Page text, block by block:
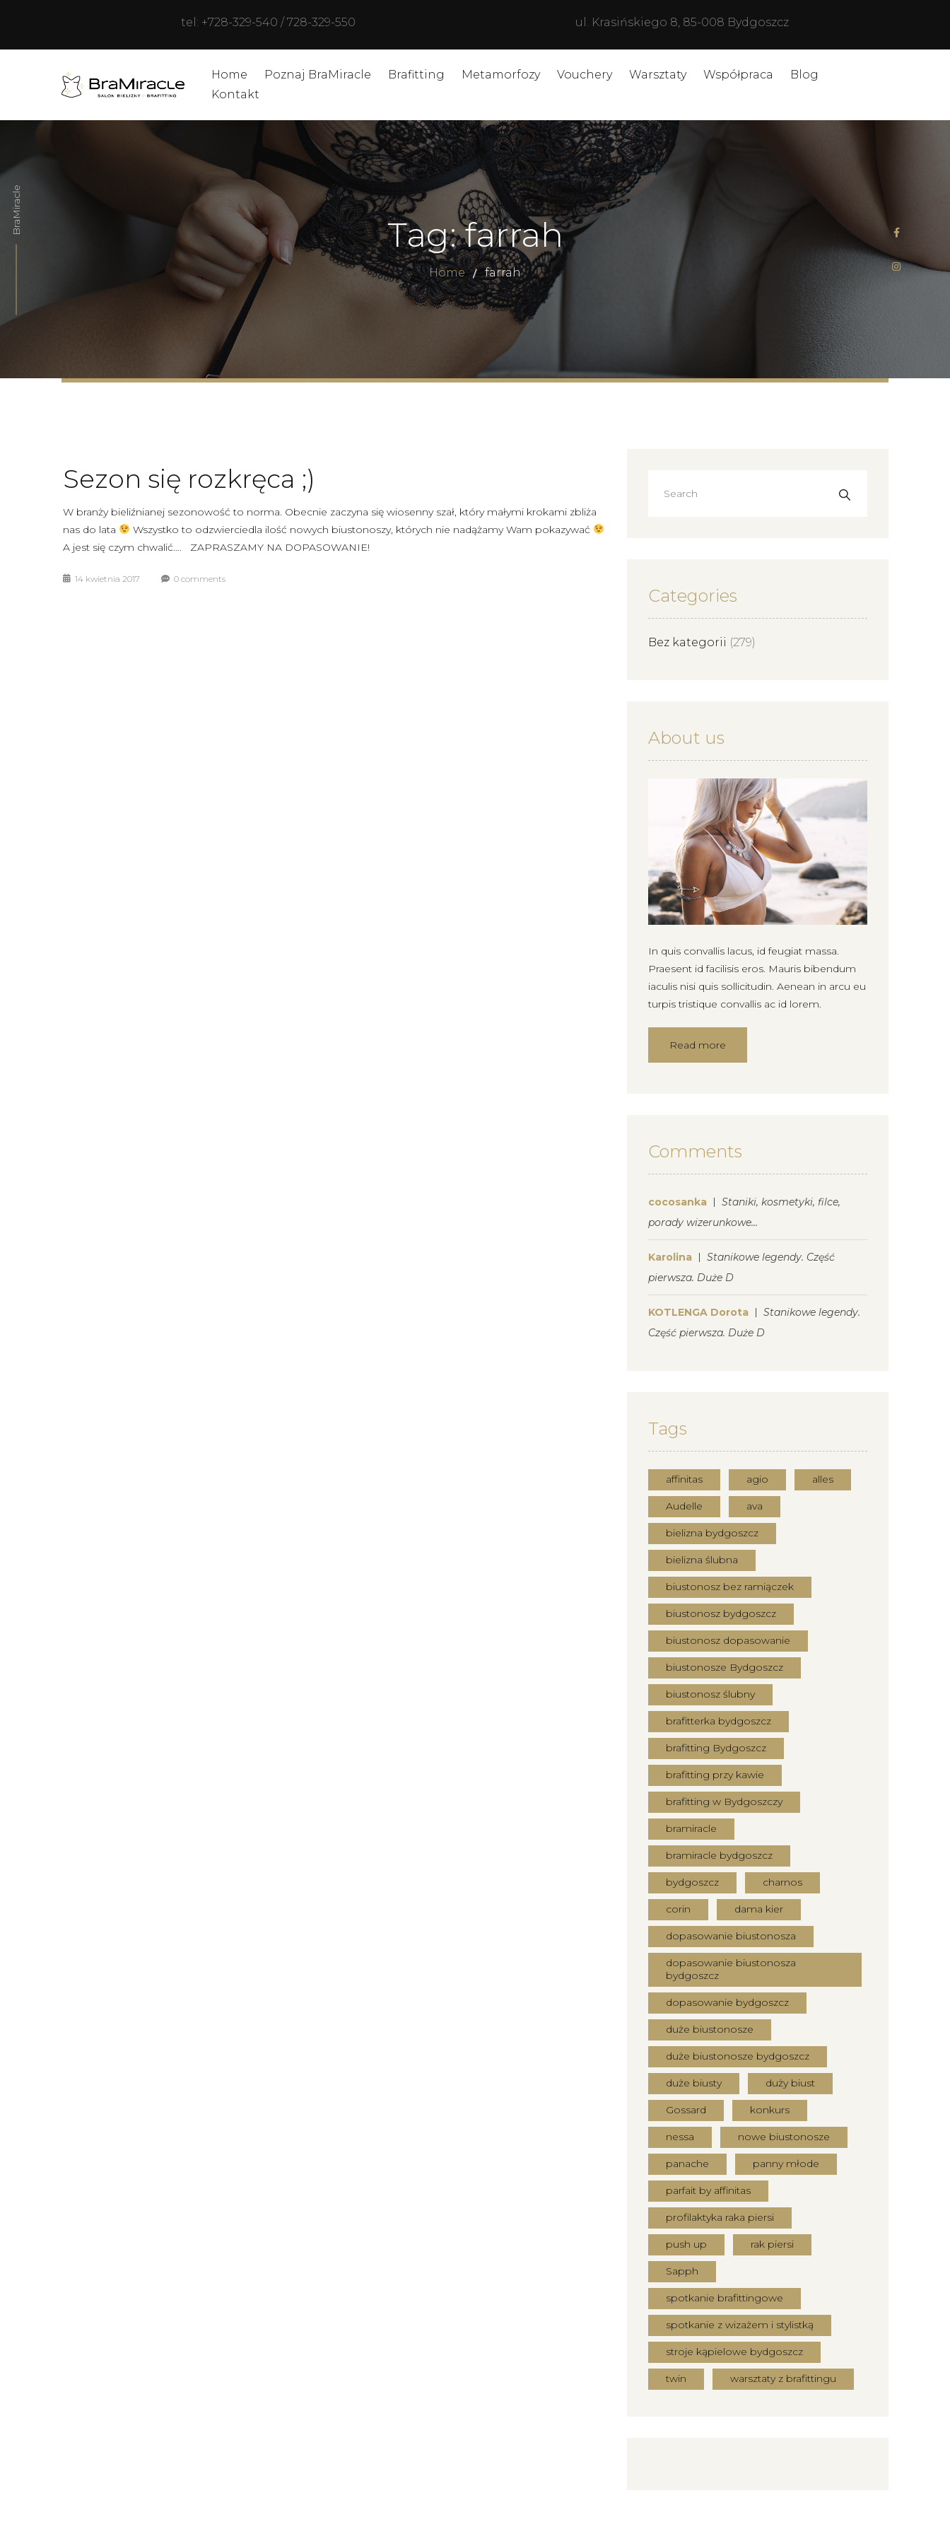
tel: +728-329-540 / 728-329-550 ul. Krasińskiego 8, 85-008 Bydgoszcz
Home Poznaj BraMiracle Brafitting Metamorfozy Vouchery Warsztaty Współpraca
Blog
Kontakt
Tag: farrah
Home farrah
BraMiracle
Sezon się rozkręca ;)
W branży bieliźnianej sezonowość to norma. Obecnie zaczyna się wiosenny szał, który małymi krokami zbliża
nas do lata
Wszystko to odzwierciedla ilość nowych biustonoszy, których nie nadążamy Wam pokazywać
A jest się czym chwalić…. ZAPRASZAMY NA DOPASOWANIE!
14 kwietnia 2017 0 comments
Categories
Bez kategorii (279)
About us
In quis convallis lacus, id feugiat massa.
Praesent id facilisis eros. Mauris bibendum
iaculis nisi quis sollicitudin. Aenean in arcu eu
turpis tristique convallis ac id lorem.
Read more
Comments
cocosanka
Staniki, kosmetyki, filce,
porady wizerunkowe…
Karolina
Stanikowe legendy. Część
pierwsza. Duże D
KOTLENGA Dorota
Stanikowe legendy.
Część pierwsza. Duże D
Tags
affinitas agio alles
Audelle ava
bielizna bydgoszcz
bielizna ślubna
biustonosz bez ramiączek
biustonosz bydgoszcz
biustonosz dopasowanie
biustonosze Bydgoszcz
biustonosz ślubny
brafitterka bydgoszcz
brafitting Bydgoszcz
brafitting przy kawie
brafitting w Bydgoszczy
bramiracle
bramiracle bydgoszcz
bydgoszcz charnos
corin dama kier
dopasowanie biustonosza
dopasowanie biustonosza
bydgoszcz
dopasowanie bydgoszcz
duże biustonosze
duże biustonosze bydgoszcz
duże biusty duży biust
Gossard konkurs
nessa nowe biustonosze
panache panny młode
parfait by affinitas
profilaktyka raka piersi
push up rak piersi
Sapph
spotkanie brafittingowe
spotkanie z wizażem i stylistką
stroje kąpielowe bydgoszcz
twin warsztaty z brafittingu